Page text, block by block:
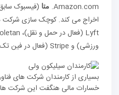
Amazon.com. متا (فیسبوک
اخراج می کند. کوچک سازی شرکت
ورزشی) و Stripe (فعال در فین تک) حتی بدتر بود.
بسیاری از کارمندان شرکت های
خسارات مالی هنگفت این شرکت ها